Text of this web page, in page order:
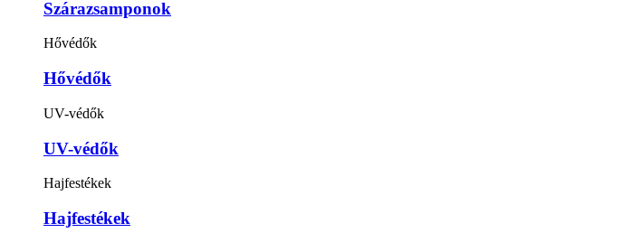
Szárazsamponok
Hővédők
Hővédők
UV-védők
UV-védők
Hajfestékek
Hajfestékek